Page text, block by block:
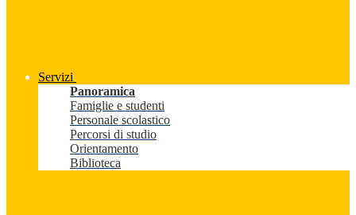
Servizi
Panoramica
Famiglie e studenti
Personale scolastico
Percorsi di studio
Orientamento
Biblioteca